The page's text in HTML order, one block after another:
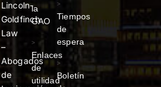
Lincoln-
Goldfinch
Law
–
Abogados
de
la
GAO
>
Enlaces
de
utilidad
>
Tiempos
de
espera
>
Boletín